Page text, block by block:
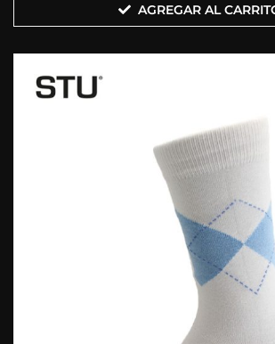
AGREGAR AL